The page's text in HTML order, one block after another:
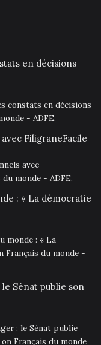
en décisions
constats en décisions
- ADFE.
FiligraneFacile
avec
monde - ADFE.
: « La démocratie
monde : « La
Français du monde -
Sénat publie son
: le Sénat publie
Français du monde